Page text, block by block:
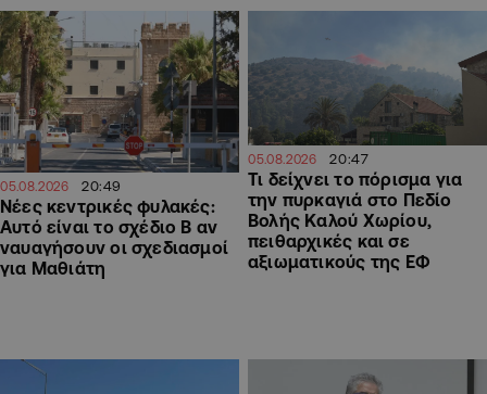
05.08.2026 20:49
Νέες κεντρικές φυλακές:
Αυτό είναι το σχέδιο Β αν
ναυαγήσουν οι σχεδιασμοί
για Μαθιάτη
05.08.2026 20:47
Τι δείχνει το πόρισμα για
την πυρκαγιά στο Πεδίο
Βολής Καλού Χωρίου,
πειθαρχικές και σε
αξιωματικούς της ΕΦ